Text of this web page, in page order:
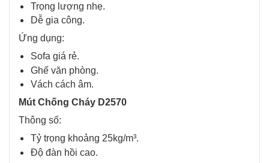
Trọng lượng nhẹ.
Dễ gia công.
Ứng dụng:
Sofa giá rẻ.
Ghế văn phòng.
Vách cách âm.
Mút Chống Cháy D2570
Thông số:
Tỷ trọng khoảng 25kg/m³.
Độ đàn hồi cao.